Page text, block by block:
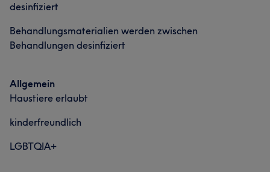
Was unsere Kunden über Beautyisland sagen
desinfiziert
Behandlungsmaterialien werden zwischen
Behandlungen desinfiziert
Allgemein
Haustiere erlaubt
kinderfreundlich
LGBTQIA+